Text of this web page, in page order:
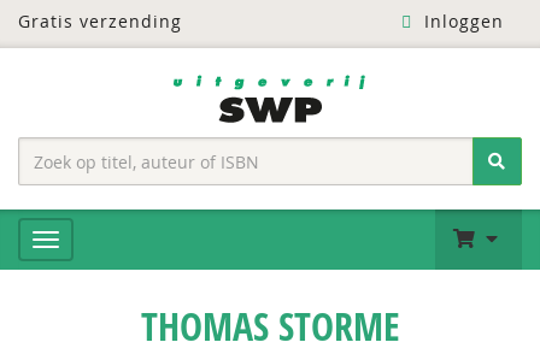
Gratis verzending Inloggen
THOMAS STORME